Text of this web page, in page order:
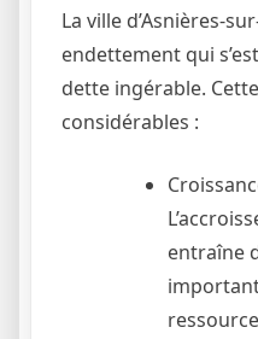
La ville d’Asnières-
endettement qui
dette ingérable.
considérables :
entraîne